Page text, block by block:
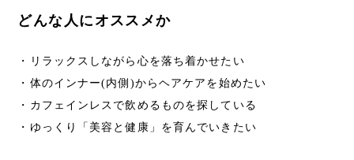
どんな人にオススメか
・リラックスしながら心を落ち着かせたい
・体のインナー(内側)からヘアケアを始めたい
・カフェインレスで飲めるものを探している
・ゆっくり「美容と健康」を育んでいきたい